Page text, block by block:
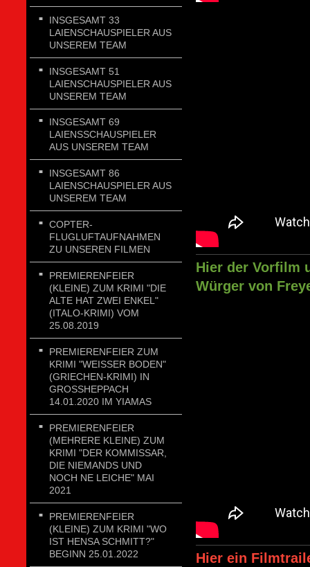
INSGESAMT 33
LAIENSCHAUSPIELER AUS
UNSEREM TEAM
INSGESAMT 51
LAIENSCHAUSPIELER AUS
UNSEREM TEAM
INSGESAMT 69
LAIENSSCHAUSPIELER
AUS UNSEREM TEAM
INSGESAMT 86
LAIENSCHAUSPIELER AUS
UNSEREM TEAM
COPTER-
FLUGLUFTAUFNAHMEN
ZU UNSEREN FILMEN
PREMIERENFEIER
(KLEINE) ZUM KRIMI "DIE
ALTE HAT ZWEI ENKEL"
(ITALO-KRIMI) VOM
25.08.2019
PREMIERENFEIER ZUM
KRIMI "WEISSER BODEN"
(GRIECHEN-KRIMI) IN
GROSSHEPPACH 1
4.01.2020 IM YIAMAS
PREMIERENFEIER
(MEHRERE KLEINE) ZUM
KRIMI "DER KOMMISSAR,
DIE NIEMANDS UND
NOCH NE LEICHE" MAI
2021
PREMIERENFEIER
(KLEINE) ZUM KRIMI "WO
IST HENSA SCHMITT?"
BEGINN 25.01.2022
Hier der Vorfilm
Würger von
Hier ein